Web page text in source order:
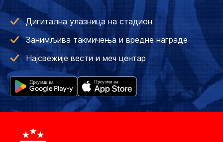
Дигитална улазница на стадион
Занимљива такмичења и вредне награде
Најсвежије вести и меч центар